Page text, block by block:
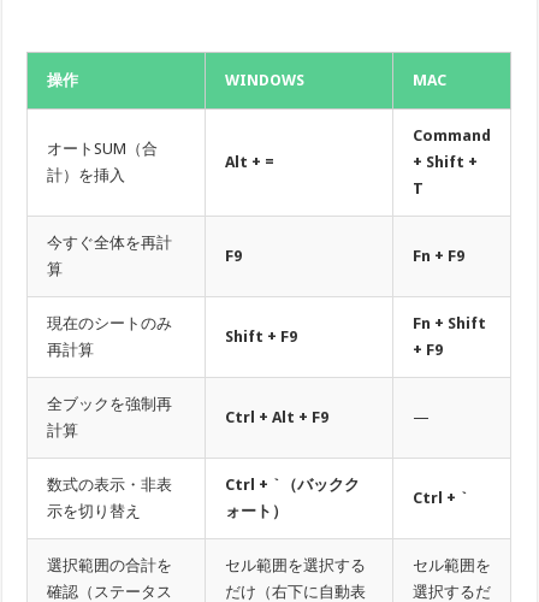
操作 WINDOWS MAC
オートSUM（合
計）を挿入
Alt + =
Command
+ Shift +
T
今すぐ全体を再計
算
F9 Fn + F9
現在のシートのみ
再計算
Shift + F9
Fn + Shift
+ F9
全ブックを強制再
計算
Ctrl + Alt + F9 —
数式の表示・非表
示を切り替え
Ctrl + `（バックク
ォート）
Ctrl + `
選択範囲の合計を
確認（ステータス
セル範囲を選択する
だけ（右下に自動表
セル範囲を
選択するだ